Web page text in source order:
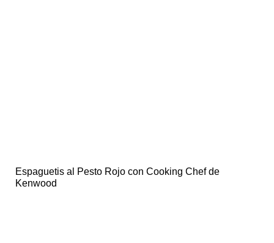
Espaguetis al Pesto Rojo con Cooking Chef de
Kenwood